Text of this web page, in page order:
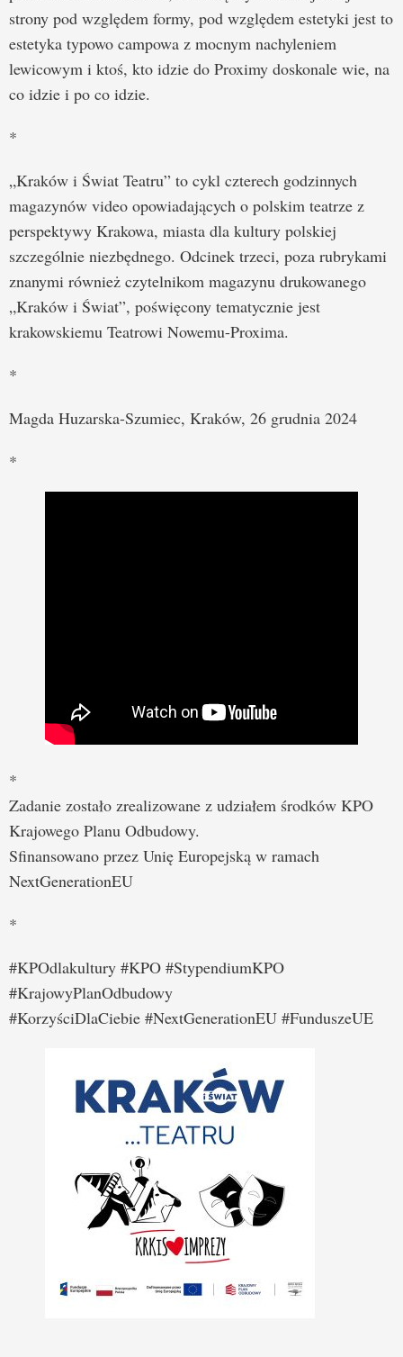
strony pod względem formy, pod względem estetyki jest to
estetyka typowo campowa z mocnym nachyleniem
lewicowym i ktoś, kto idzie do Proximy doskonale wie, na
co idzie i po co idzie.
*
„Kraków i Świat Teatru” to cykl czterech godzinnych
magazynów video opowiadających o polskim teatrze z
perspektywy Krakowa, miasta dla kultury polskiej
szczególnie niezbędnego. Odcinek trzeci, poza rubrykami
znanymi również czytelnikom magazynu drukowanego
„Kraków i Świat”, poświęcony tematycznie jest
krakowskiemu Teatrowi Nowemu-Proxima.
*
Magda Huzarska-Szumiec, Kraków, 26 grudnia 2024
*
*
Zadanie zostało zrealizowane z udziałem środków KPO
Krajowego Planu Odbudowy.
Sfinansowano przez Unię Europejską w ramach
NextGenerationEU
*
#KPOdlakultury #KPO #StypendiumKPO
#KrajowyPlanOdbudowy
#KorzyściDlaCiebie #NextGenerationEU #FunduszeUE